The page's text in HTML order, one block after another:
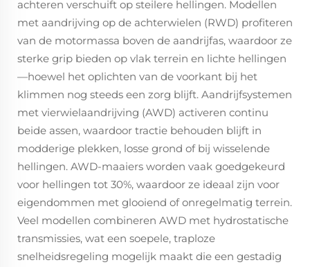
achteren verschuift op steilere hellingen. Modellen
met aandrijving op de achterwielen (RWD) profiteren
van de motormassa boven de aandrijfas, waardoor ze
sterke grip bieden op vlak terrein en lichte hellingen
—hoewel het oplichten van de voorkant bij het
klimmen nog steeds een zorg blijft. Aandrijfsystemen
met vierwielaandrijving (AWD) activeren continu
beide assen, waardoor tractie behouden blijft in
modderige plekken, losse grond of bij wisselende
hellingen. AWD-maaiers worden vaak goedgekeurd
voor hellingen tot 30%, waardoor ze ideaal zijn voor
eigendommen met glooiend of onregelmatig terrein.
Veel modellen combineren AWD met hydrostatische
transmissies, wat een soepele, traploze
snelheidsregeling mogelijk maakt die een gestadig